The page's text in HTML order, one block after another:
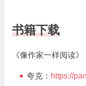
书籍下载
《像作家一样阅读
夸克： https://